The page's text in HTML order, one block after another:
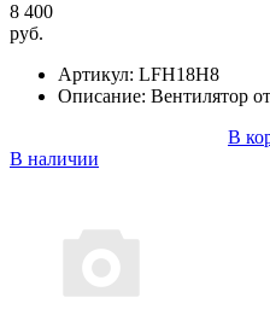
8 400
руб.
Артикул: LFH18H8
Описание: Вентилятор
В
В наличии